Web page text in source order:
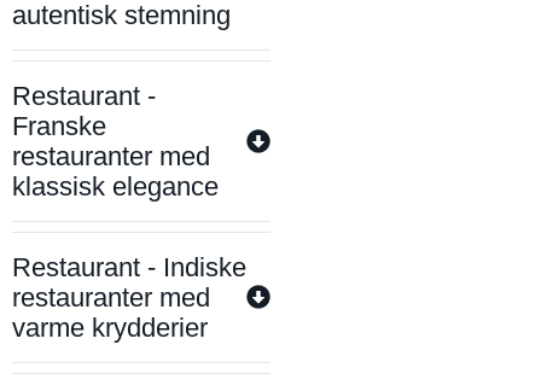
autentisk stemning
Restaurant -
Franske
restauranter med
klassisk elegance
Restaurant - Indiske
restauranter med
varme krydderier